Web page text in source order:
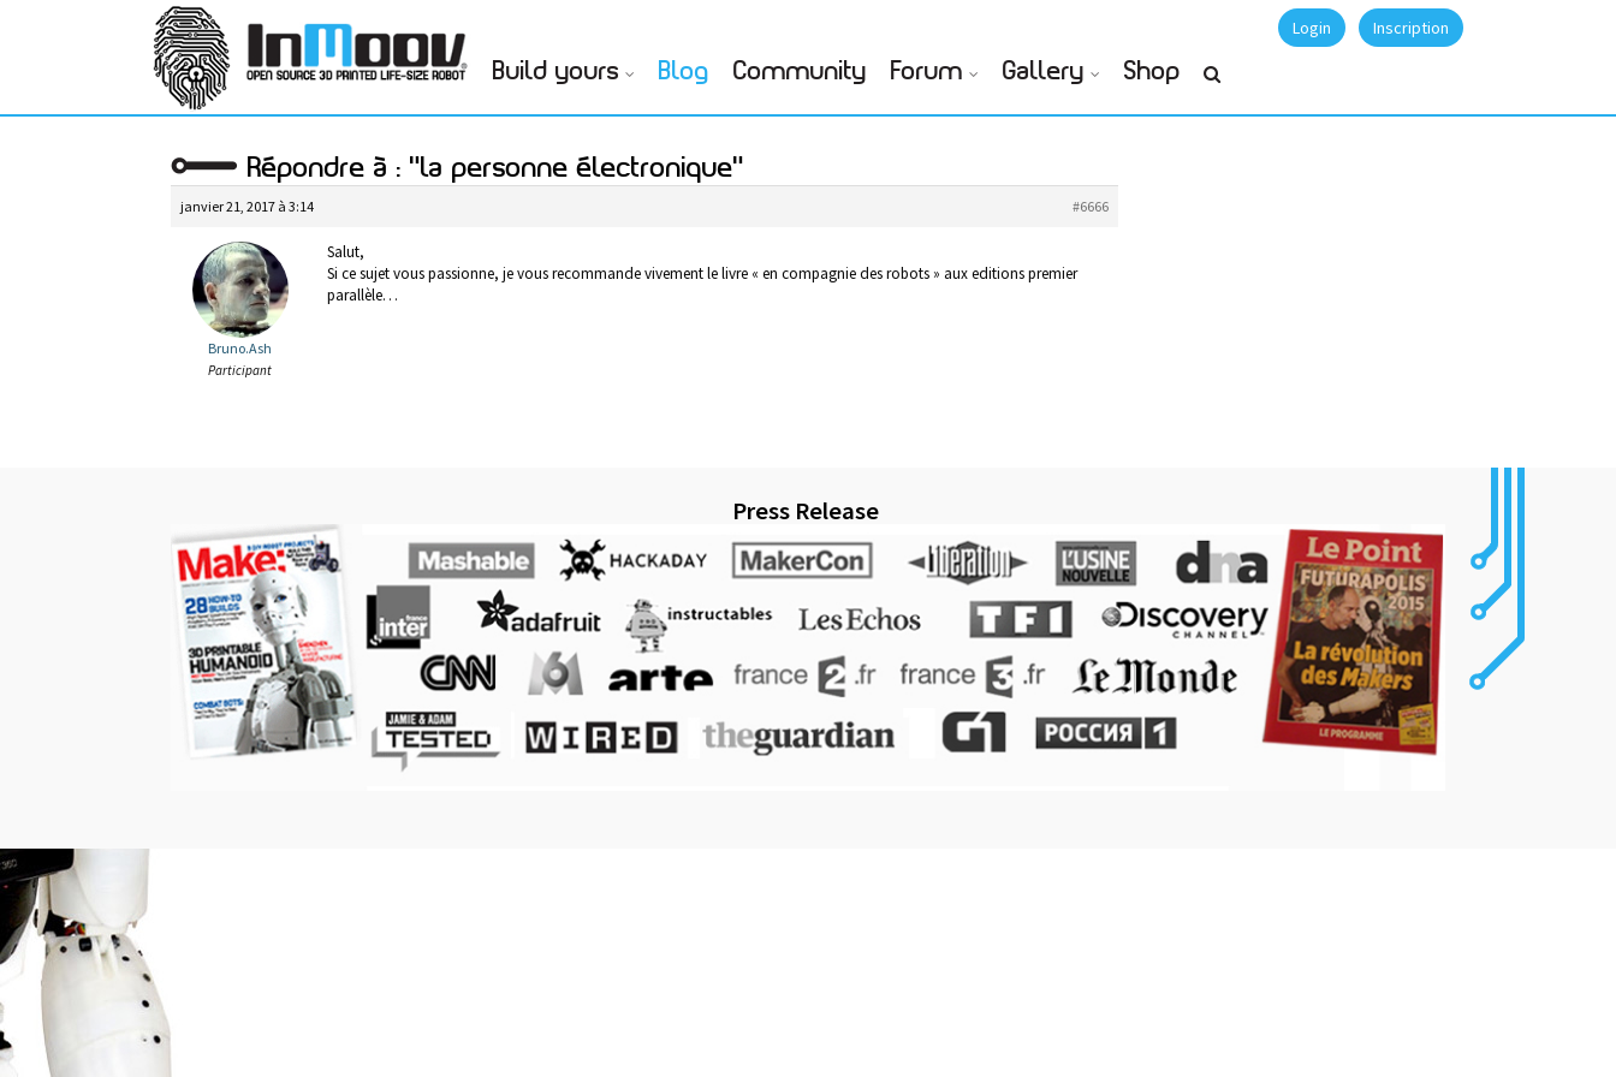
Login Inscription
Build yours Blog Community Forum Gallery Shop
Répondre à : "la personne électronique"
janvier 21, 2017 à 3:14 #6666
Bruno.Ash
Participant
Salut,
Si ce sujet vous passionne, je vous recommande vivement le livre « en compagnie des robots » aux editions premier
parallèle…
Press Release